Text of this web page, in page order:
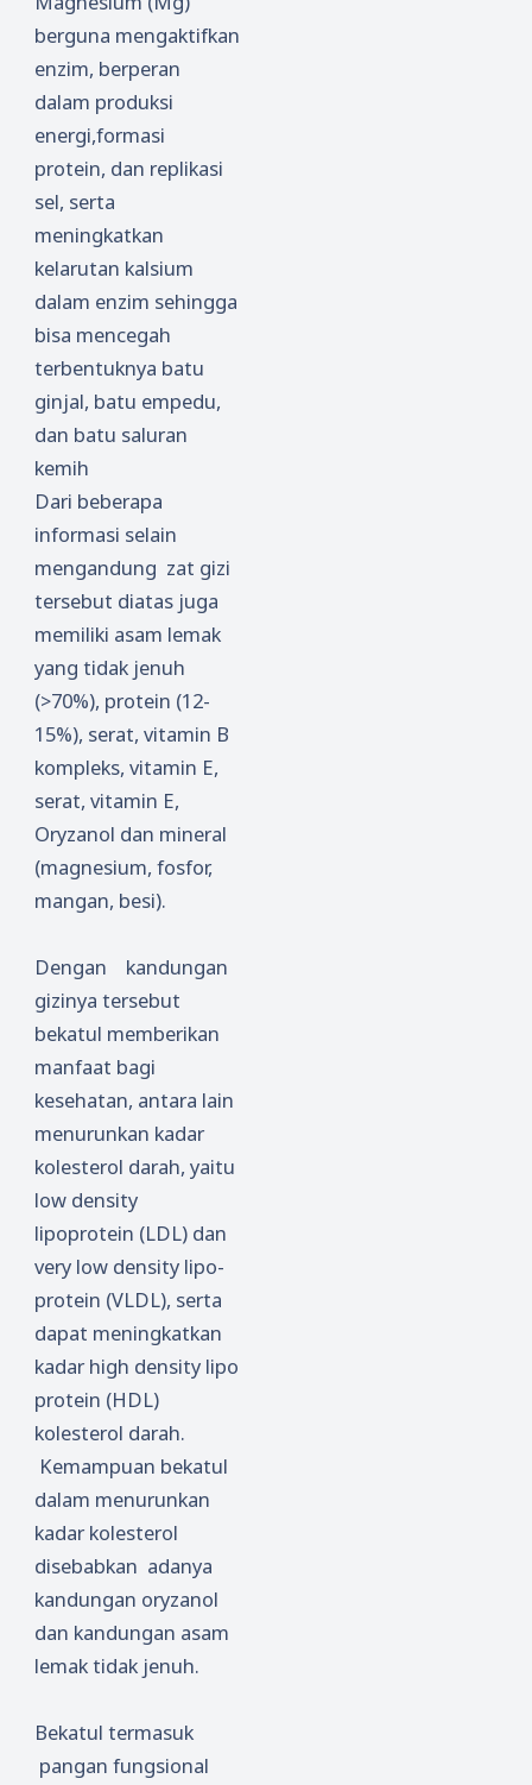
ia
Masyar
akat
Sejahte
berguna mengaktifkan
enzim, berperan
dalam produksi
energi,formasi
protein, dan replikasi
sel, serta
meningkatkan
kelarutan kalsium
dalam enzim sehingga
bisa mencegah
terbentuknya batu
ginjal, batu empedu,
dan batu saluran
kemih
Dari beberapa
informasi selain
mengandung zat gizi
tersebut diatas juga
memiliki asam lemak
yang tidak jenuh
(>70%), protein (12-
15%), serat, vitamin B
kompleks, vitamin E,
serat, vitamin E,
Oryzanol dan mineral
(magnesium, fosfor,
mangan, besi).
Dengan kandungan
gizinya tersebut
bekatul memberikan
manfaat bagi
kesehatan, antara lain
menurunkan kadar
kolesterol darah, yaitu
low density
lipoprotein (LDL) dan
very low density lipo-
protein (VLDL), serta
dapat meningkatkan
kadar high density lipo
protein (HDL)
kolesterol darah.
Kemampuan bekatul
dalam menurunkan
kadar kolesterol
disebabkan adanya
kandungan oryzanol
dan kandungan asam
lemak tidak jenuh.
Bekatul termasuk
pangan fungsional